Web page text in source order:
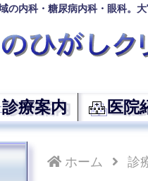
の内科・糖尿病内科・眼科。
診療案内 医院
ホーム 診